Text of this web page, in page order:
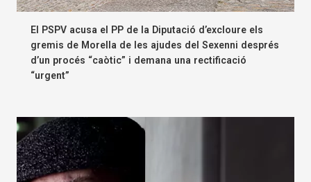
El PSPV acusa el PP de la Diputació d’excloure els
gremis de Morella de les ajudes del Sexenni després
d’un procés “caòtic” i demana una rectificació
“urgent”